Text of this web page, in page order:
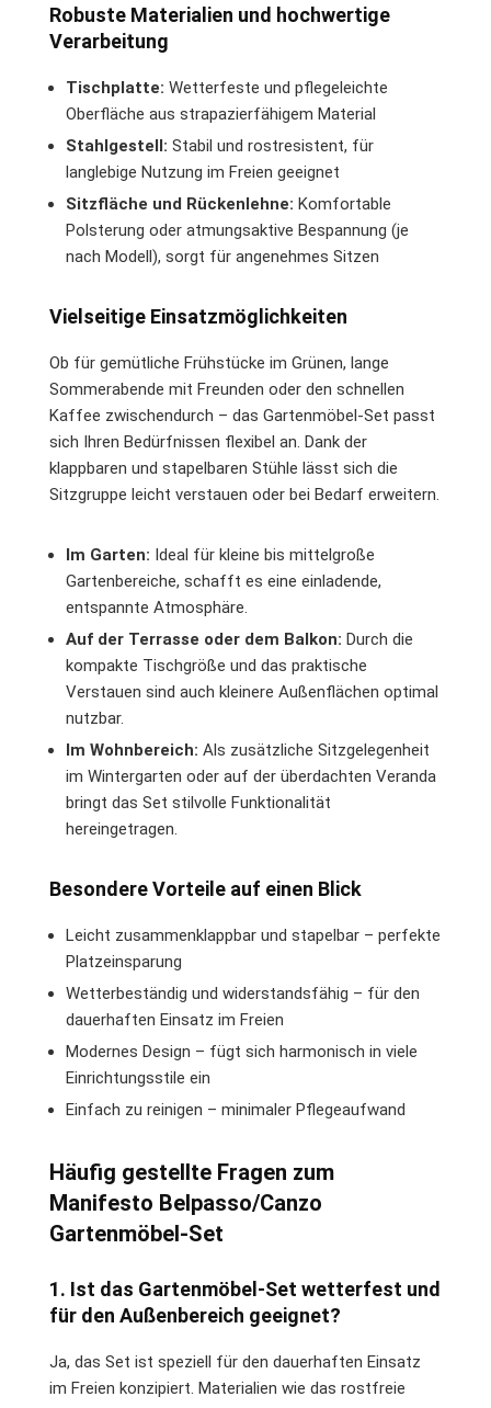
Robuste Materialien und hochwertige
Verarbeitung
Tischplatte: Wetterfeste und pflegeleichte
Oberfläche aus strapazierfähigem Material
Stahlgestell: Stabil und rostresistent, für
langlebige Nutzung im Freien geeignet
Sitzfläche und Rückenlehne: Komfortable
Polsterung oder atmungsaktive Bespannung (je
nach Modell), sorgt für angenehmes Sitzen
Vielseitige Einsatzmöglichkeiten
Ob für gemütliche Frühstücke im Grünen, lange
Sommerabende mit Freunden oder den schnellen
Kaffee zwischendurch – das Gartenmöbel-Set passt
sich Ihren Bedürfnissen flexibel an. Dank der
klappbaren und stapelbaren Stühle lässt sich die
Sitzgruppe leicht verstauen oder bei Bedarf erweitern.
Im Garten: Ideal für kleine bis mittelgroße
Gartenbereiche, schafft es eine einladende,
entspannte Atmosphäre.
Auf der Terrasse oder dem Balkon: Durch die
kompakte Tischgröße und das praktische
Verstauen sind auch kleinere Außenflächen optimal
nutzbar.
Im Wohnbereich: Als zusätzliche Sitzgelegenheit
im Wintergarten oder auf der überdachten Veranda
bringt das Set stilvolle Funktionalität
hereingetragen.
Besondere Vorteile auf einen Blick
Leicht zusammenklappbar und stapelbar – perfekte
Platzeinsparung
Wetterbeständig und widerstandsfähig – für den
dauerhaften Einsatz im Freien
Modernes Design – fügt sich harmonisch in viele
Einrichtungsstile ein
Einfach zu reinigen – minimaler Pflegeaufwand
Häufig gestellte Fragen zum
Manifesto Belpasso/Canzo
Gartenmöbel-Set
1. Ist das Gartenmöbel-Set wetterfest und
für den Außenbereich geeignet?
Ja, das Set ist speziell für den dauerhaften Einsatz
im Freien konzipiert. Materialien wie das rostfreie